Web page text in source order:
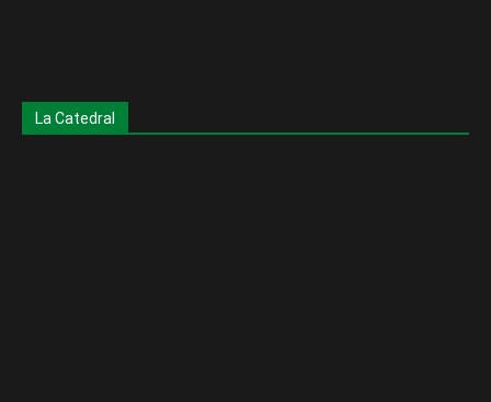
La Catedral